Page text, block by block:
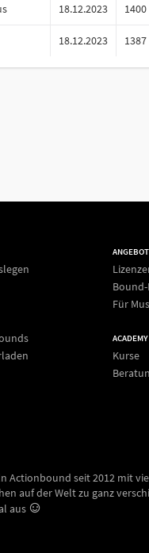
18.12.2023 1400
18.12.2023 1387
Für
ACADEMY
Kurse
Actionbound seit 2012 mit
auf der Welt zu ganz
aus